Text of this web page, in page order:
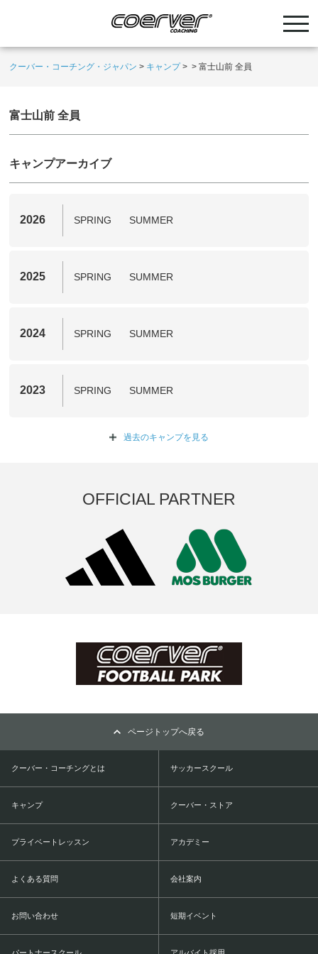
クーバー・コーチング・ジャパン > キャンプ> >富士山前 全員
富士山前 全員
キャンプアーカイブ
2026 SPRING SUMMER
2025 SPRING SUMMER
2024 SPRING SUMMER
2023 SPRING SUMMER
過去のキャンプを 見る
OFFICIAL PARTNER
ページトップへ戻る
クーバー・コーチングとは サッカースクール
キャンプ クーバー・ストア
プライベートレッスン アカデミー
よくある質問 会社案内
お問い合わせ 短期イベント